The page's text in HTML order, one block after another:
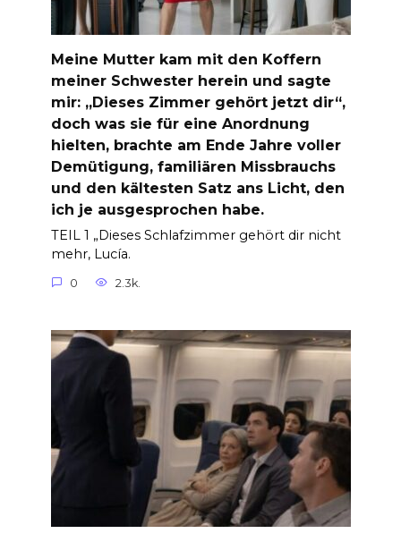
Meine Mutter kam mit den Koffern
meiner Schwester herein und sagte
mir: „Dieses Zimmer gehört jetzt dir“,
doch was sie für eine Anordnung
hielten, brachte am Ende Jahre voller
Demütigung, familiären Missbrauchs
und den kältesten Satz ans Licht, den
ich je ausgesprochen habe.
TEIL 1 „Dieses Schlafzimmer gehört dir nicht
mehr, Lucía.
0 2.3k.